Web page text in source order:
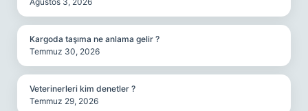
Kargoda taşıma ne anlama gelir ?
Temmuz 30, 2026
Veterinerleri kim denetler ?
Temmuz 29, 2026